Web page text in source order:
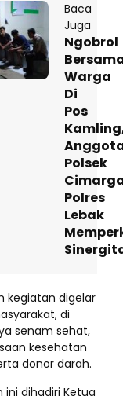
Baca
Juga
Ngobrol
Warga
Di
Pos
Polsek
Polres
Lebak
kegiatan digelar
di
senam sehat,
kesehatan
donor darah.
ini dihadiri Ketua